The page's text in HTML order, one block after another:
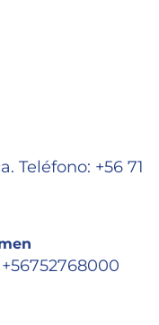
Teléfono: +56 71